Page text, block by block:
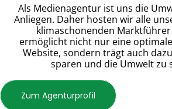
Als Medienagentur ist uns die
Anliegen. Daher hosten wir alle
klimaschonenden Marktführer
ermöglicht nicht nur eine
Website, sondern trägt auch
sparen und die Umwelt zu
Zum Agenturprofil